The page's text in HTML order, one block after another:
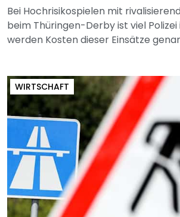
Bei Hochrisikospielen mit
beim Thüringen-Derby ist viel Polizei
werden Kosten dieser Einsätze
WIRTSCHAFT